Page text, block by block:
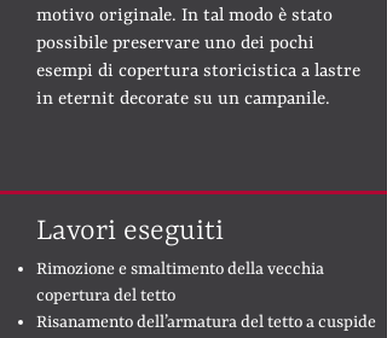
motivo originale. In tal modo è stato
possibile preservare uno dei pochi
esempi di copertura storicistica a lastre
in eternit decorate su un campanile.
Lavori eseguiti
Rimozione e smaltimento della vecchia
copertura del tetto
Risanamento dell’armatura del tetto a cuspide